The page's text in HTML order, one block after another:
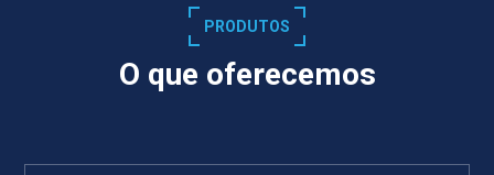
PRODUTOS
O que oferecemos